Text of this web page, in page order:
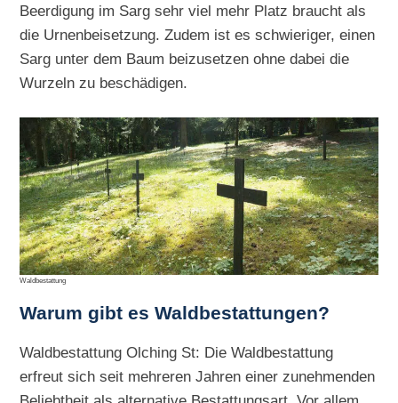
Beerdigung im Sarg sehr viel mehr Platz braucht als
die Urnenbeisetzung. Zudem ist es schwieriger, einen
Sarg unter dem Baum beizusetzen ohne dabei die
Wurzeln zu beschädigen.
Waldbestattung
Warum gibt es Waldbestattungen?
Waldbestattung Olching St: Die Waldbestattung
erfreut sich seit mehreren Jahren einer zunehmenden